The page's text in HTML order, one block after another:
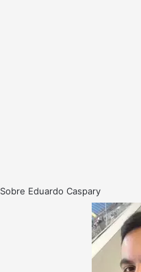
Sobre Eduardo Caspary